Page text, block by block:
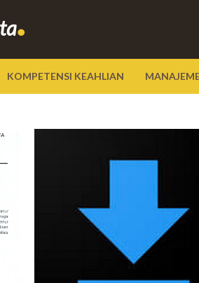
.
KOMPETENSI KEAHLIAN